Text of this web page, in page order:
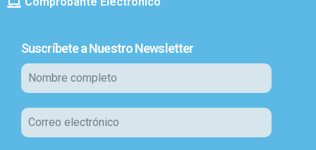
Suscríbete a Nuestro Newsletter